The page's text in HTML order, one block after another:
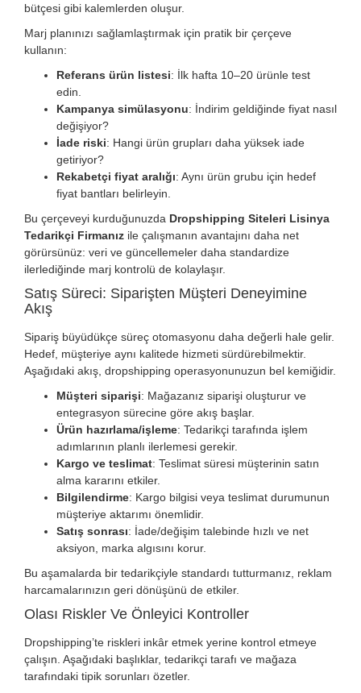
bütçesi gibi kalemlerden oluşur.
Marj planınızı sağlamlaştırmak için pratik bir çerçeve
kullanın:
Referans ürün listesi: İlk hafta 10–20 ürünle test
edin.
Kampanya simülasyonu: İndirim geldiğinde fiyat nasıl
değişiyor?
İade riski: Hangi ürün grupları daha yüksek iade
getiriyor?
Rekabetçi fiyat aralığı: Aynı ürün grubu için hedef
fiyat bantları belirleyin.
Bu çerçeveyi kurduğunuzda Dropshipping Siteleri Lisinya
Tedarikçi Firmanız ile çalışmanın avantajını daha net
görürsünüz: veri ve güncellemeler daha standardize
ilerlediğinde marj kontrolü de kolaylaşır.
Satış Süreci: Siparişten Müşteri Deneyimine
Akış
Sipariş büyüdükçe süreç otomasyonu daha değerli hale gelir.
Hedef, müşteriye aynı kalitede hizmeti sürdürebilmektir.
Aşağıdaki akış, dropshipping operasyonunuzun bel kemiğidir.
Müşteri siparişi: Mağazanız siparişi oluşturur ve
entegrasyon sürecine göre akış başlar.
Ürün hazırlama/işleme: Tedarikçi tarafında işlem
adımlarının planlı ilerlemesi gerekir.
Kargo ve teslimat: Teslimat süresi müşterinin satın
alma kararını etkiler.
Bilgilendirme: Kargo bilgisi veya teslimat durumunun
müşteriye aktarımı önemlidir.
Satış sonrası: İade/değişim talebinde hızlı ve net
aksiyon, marka algısını korur.
Bu aşamalarda bir tedarikçiyle standardı tutturmanız, reklam
harcamalarınızın geri dönüşünü de etkiler.
Olası Riskler Ve Önleyici Kontroller
Dropshipping’te riskleri inkâr etmek yerine kontrol etmeye
çalışın. Aşağıdaki başlıklar, tedarikçi tarafı ve mağaza
tarafındaki tipik sorunları özetler.